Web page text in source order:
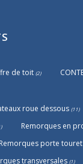
de toit (2)
roue dessous (11)
Remorques en
Remorques porte touret
transversales (1)